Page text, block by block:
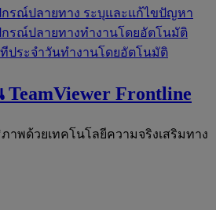
รณ์ปลายทาง ระบุและแก้ไขปัญหา
รณ์ปลายทางทำงานโดยอัตโนมัติ
ประจำวันทำงานโดยอัตโนมัติ
TeamViewer Frontline
าพด้วยเทคโนโลยีความจริงเสริมทาง